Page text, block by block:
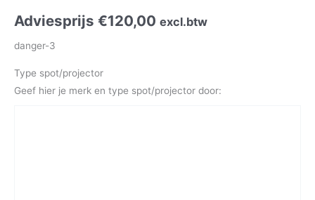
Adviesprijs €120,00 excl.btw
danger-3
Type spot/projector
Geef hier je merk en type spot/projector door: